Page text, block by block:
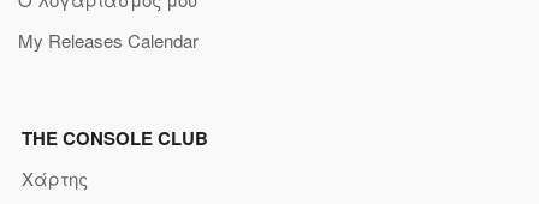
My Releases Calendar
THE CONSOLE CLUB
Χάρτης